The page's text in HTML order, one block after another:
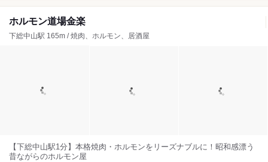
ホルモン道場金楽
下総中山駅 165m / 焼肉、ホルモン、居酒屋
【下総中山駅1分】本格焼肉・ホルモンをリーズナブルに！昭和感漂う
昔ながらのホルモン屋